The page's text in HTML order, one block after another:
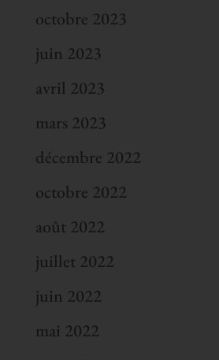
octobre 2023
juin 2023
avril 2023
mars 2023
décembre 2022
octobre 2022
août 2022
juillet 2022
juin 2022
mai 2022